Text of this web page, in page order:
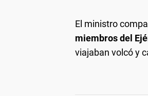
El ministro
miembros del
viajaban volcó y